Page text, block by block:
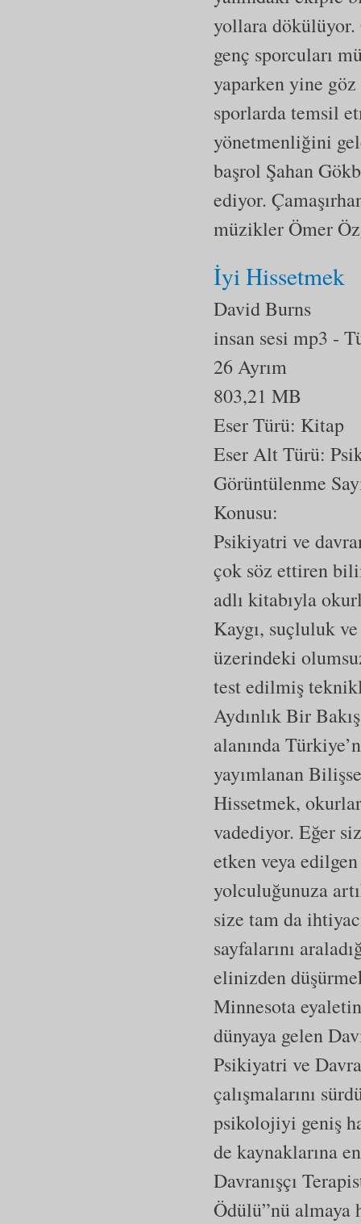
yollara dökülüyor.
genç sporcuları
yaparken yine
sporlarda temsil
yönetmenliğini
başrol Şahan
ediyor.
müzikler Ömer
İyi Hissetmek
David Burns
insan sesi mp3 -
26 Ayrım
803,21 MB
Eser Türü: Kitap
Eser Alt Türü:
Görüntülenme
Konusu:
Psikiyatri ve
çok söz ettiren
adlı kitabıyla
Kaygı, suçluluk
üzerindeki
test edilmiş
Aydınlık Bir
alanında
yayımlanan
Hissetmek,
vadediyor. Eğer
etken veya
yolculuğunuza
size tam da
sayfalarını
elinizden
Minnesota
dünyaya gelen
Psikiyatri ve
çalışmalarını
psikolojiyi geniş
de kaynaklarına
Davranışçı
Ödülü”nü almaya